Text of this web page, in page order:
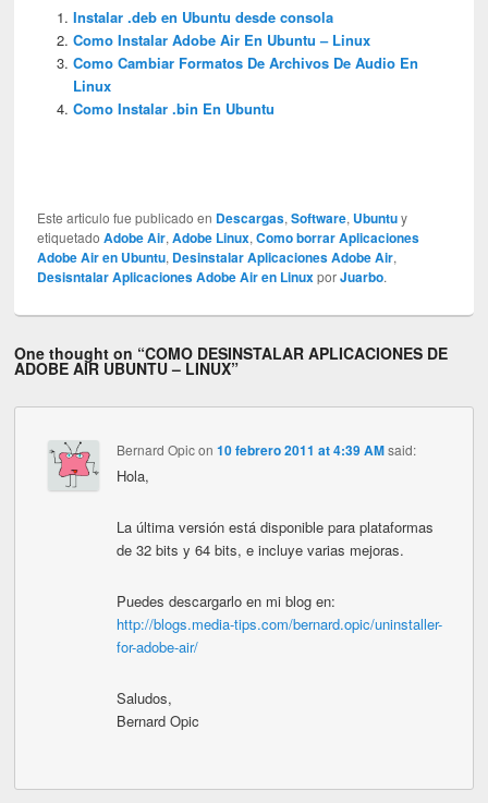
Instalar .deb en Ubuntu desde consola
Como Instalar Adobe Air En Ubuntu – Linux
Como Cambiar Formatos De Archivos De Audio En
Linux
Como Instalar .bin En Ubuntu
Este articulo fue publicado en Descargas,Software, Ubuntuy
etiquetadoAdobe Air,Adobe Linux,Como borrar Aplicaciones
Adobe Air en Ubuntu, Desinstalar Aplicaciones Adobe Air,
Desisntalar Aplicaciones Adobe Air en LinuxporJuarbo.
One thought on “COMO DESINSTALAR APLICACIONES DE
ADOBE AIR UBUNTU – LINUX”
Bernard Opicon 10 febrero 2011 at 4:39 AM said:
Hola,
La última versión está disponible para plataformas
de 32 bits y 64 bits, e incluye varias mejoras.
Puedes descargarlo en mi blog en:
http://blogs.media-tips.com/bernard.opic/uninstaller-
for-adobe-air/
Saludos,
Bernard Opic